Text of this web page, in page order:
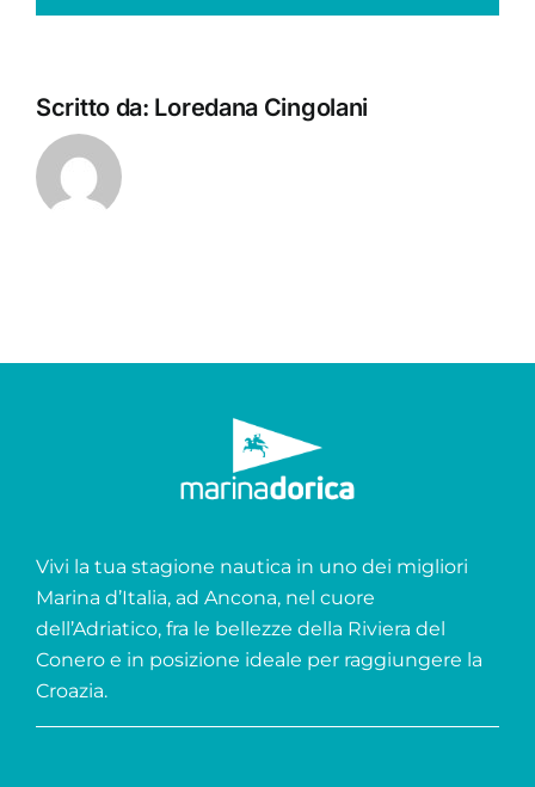
Scritto da: Loredana Cingolani
Vivi la tua stagione nautica in uno dei migliori
Marina d’Italia, ad Ancona, nel cuore
dell’Adriatico, fra le bellezze della Riviera del
Conero e in posizione ideale per raggiungere la
Croazia.